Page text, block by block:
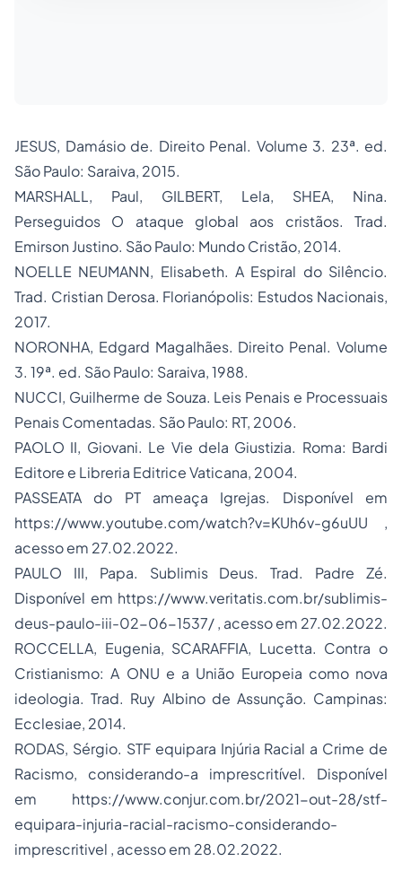
JESUS, Damásio de. Direito Penal. Volume 3. 23ª. ed.
São Paulo: Saraiva, 2015.
MARSHALL, Paul, GILBERT, Lela, SHEA, Nina.
Perseguidos O ataque global aos cristãos. Trad.
Emirson Justino. São Paulo: Mundo Cristão, 2014.
NOELLE NEUMANN, Elisabeth. A Espiral do Silêncio.
Trad. Cristian Derosa. Florianópolis: Estudos Nacionais,
2017.
NORONHA, Edgard Magalhães. Direito Penal. Volume
3. 19ª. ed. São Paulo: Saraiva, 1988.
NUCCI, Guilherme de Souza. Leis Penais e Processuais
Penais Comentadas. São Paulo: RT, 2006.
PAOLO II, Giovani. Le Vie dela Giustizia. Roma: Bardi
Editore e Libreria Editrice Vaticana, 2004.
PASSEATA do PT ameaça Igrejas. Disponível em
https://www.youtube.com/watch?v=KUh6v-g6uUU ,
acesso em 27.02.2022.
PAULO III, Papa. Sublimis Deus. Trad. Padre Zé.
Disponível em https://www.veritatis.com.br/sublimis-
deus-paulo-iii-02-06-1537/, acesso em 27.02.2022.
ROCCELLA, Eugenia, SCARAFFIA, Lucetta. Contra o
Cristianismo: A ONU e a União Europeia como nova
ideologia. Trad. Ruy Albino de Assunção. Campinas:
Ecclesiae, 2014.
RODAS, Sérgio. STF equipara Injúria Racial a Crime de
Racismo, considerando-a imprescritível. Disponível
em https://www.conjur.com.br/2021-out-28/stf-
equipara-injuria-racial-racismo-considerando-
imprescritivel , acesso em 28.02.2022.